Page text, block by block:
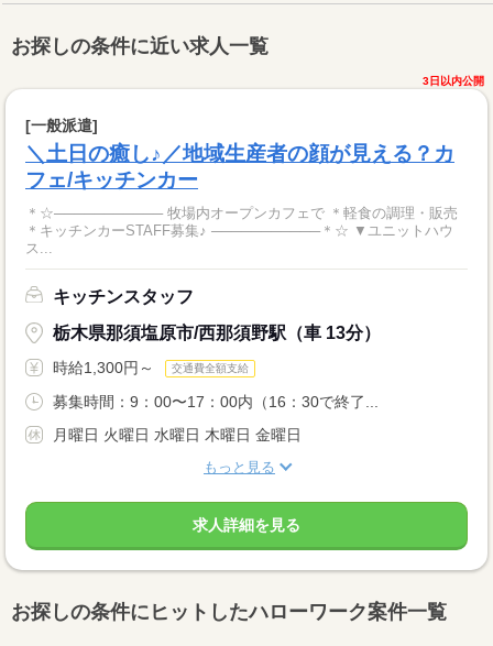
お探しの条件に近い求人一覧
3日以内公開
[一般派遣]
＼土日の癒し♪／地域生産者の顔が見える？カ
フェ/キッチンカー
＊☆─────────── 牧場内オープンカフェで ＊軽食の調理・販売
＊キッチンカーSTAFF募集♪ ───────────＊☆ ▼ユニットハウ
ス...
キッチンスタッフ
栃木県那須塩原市/西那須野駅（車 13分）
時給1,300円～ 交通費全額支給
募集時間：9：00〜17：00内（16：30で終了...
月曜日 火曜日 水曜日 木曜日 金曜日
もっと見る
求人詳細を見る
お探しの条件にヒットしたハローワーク案件一覧